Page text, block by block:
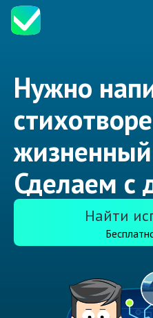
Нужно
Сделаем с
Найти